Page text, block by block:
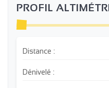
PROFIL
Distance :
Dénivelé :